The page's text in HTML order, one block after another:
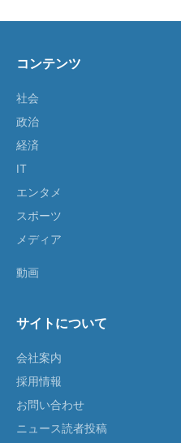
コンテンツ
社会
政治
経済
IT
エンタメ
スポーツ
メディア
動画
サイトについて
会社案内
採用情報
お問い合わせ
ニュース読者投稿